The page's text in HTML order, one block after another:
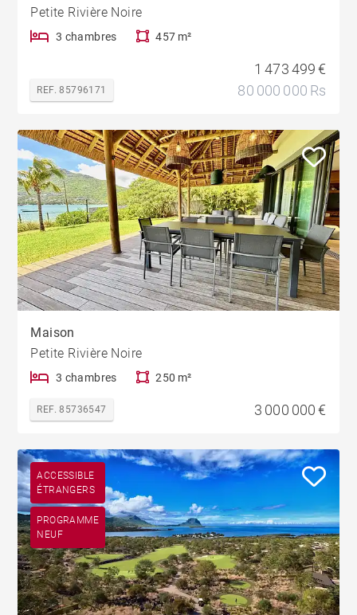
Petite Rivière Noire
3 chambres 457 m²
REF. 85796171
1 473 499 €
80 000 000 Rs
Maison
Petite Rivière Noire
3 chambres 250 m²
REF. 85736547 3 000 000 €
ACCESSIBLE
ÉTRANGERS
PROGRAMME
NEUF